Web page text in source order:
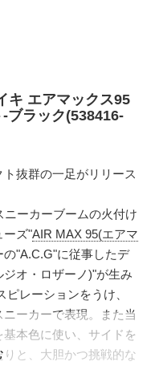
キ エアマックス95
ブラック(538416-
抜群の一足がリリース
ーカーブームの火付け
ーズ"AIR MAX 95(エアマ
"A.C.G"に従事したデ
オ・ロザーノ)"が生み
レーションをうけ、
ーカーで表現。また当
本色に使い、サイドを
と、大胆かつ挑戦的な